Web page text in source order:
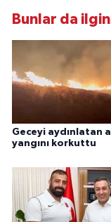
Bunlar da
Geceyi aydınlatan
yangını korkuttu